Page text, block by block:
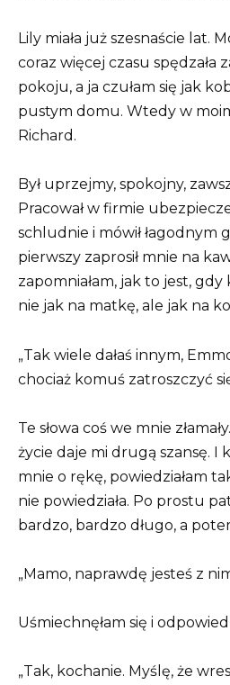
Lily miała już szesnaście lat.
coraz więcej czasu spędzała
pokoju, a ja czułam się jak
pustym domu. Wtedy w
Richard.
Był uprzejmy, spokojny,
Pracował w firmie
schludnie i mówił łagodnym
pierwszy zaprosił mnie na
zapomniałam, jak to jest,
nie jak na matkę, ale jak na
„Tak wiele dałaś innym,
chociaż komuś zatroszczyć
Te słowa coś we mnie
życie daje mi drugą szansę. I
mnie o rękę, powiedziałam
nie powiedziała. Po prostu
bardzo, bardzo długo, a
„Mamo, naprawdę jesteś z
Uśmiechnęłam się i
„Tak, kochanie. Myślę, że